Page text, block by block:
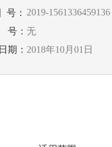
号： 2019-1561336459136
号： 无
期： 2018年10月01日